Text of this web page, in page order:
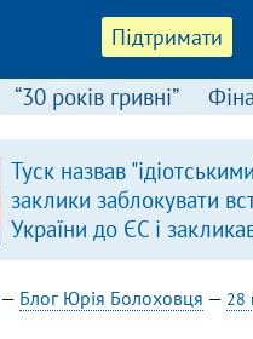
Підтримати
“30 років гривні”
Туск назвав
заклики заблокувати
України до ЄС і
припинити
риторику
— Блог Юрія Болоховця — 28